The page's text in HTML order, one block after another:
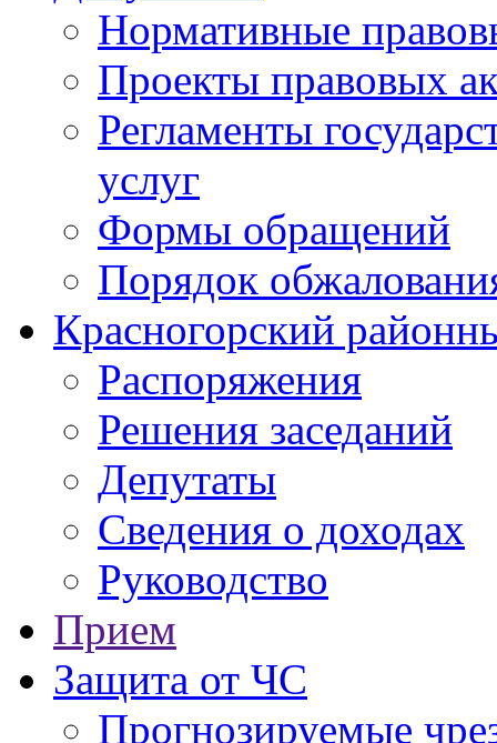
Нормативные
Проекты правовых
Регламенты
услуг
Формы обращений
Порядок
Красногорский
Распоряжения
Решения заседаний
Депутаты
Сведения о доходах
Руководство
Прием
Защита от ЧС
Прогнозируемые